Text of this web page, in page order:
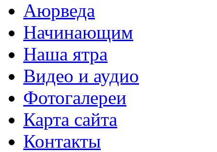
Аюрведа
Начинающим
Наша ятра
Видео и аудио
Фотогалереи
Карта сайта
Контакты